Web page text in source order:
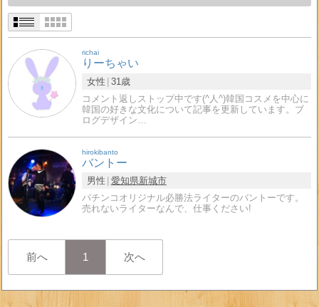
richai
りーちゃい
女性 31歳
コメント返しストップ中です(^人^)韓国コスメを中心に
韓国の好きな文化について記事を更新しています。ブ
ログデザイン…
hirokibanto
バントー
男性 愛知県新城市
パチンコオリジナル必勝法ライターのバントーです。
売れないライターなんで、仕事ください!
前へ 1 次へ